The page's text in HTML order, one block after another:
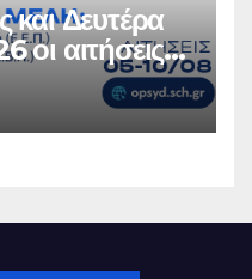
και Δευτέρα
οι αιτήσεις
ΕΕΠ-ΕΒΠ για
Ειδική